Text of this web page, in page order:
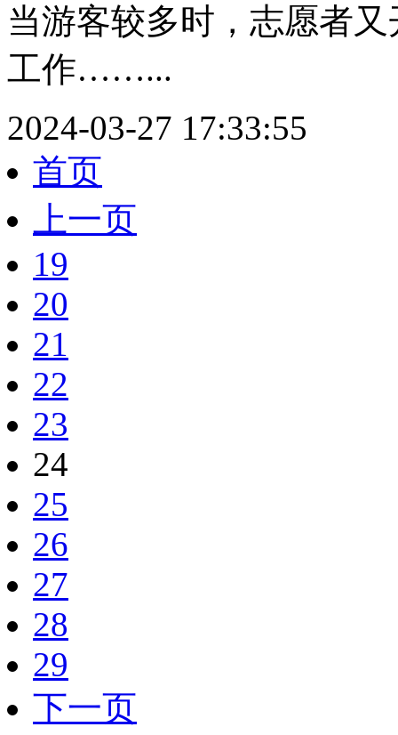
当游客较多时，志愿者
工作……...
2024-03-27 17:33:55
首页
上一页
19
20
21
22
23
24
25
26
27
28
29
下一页